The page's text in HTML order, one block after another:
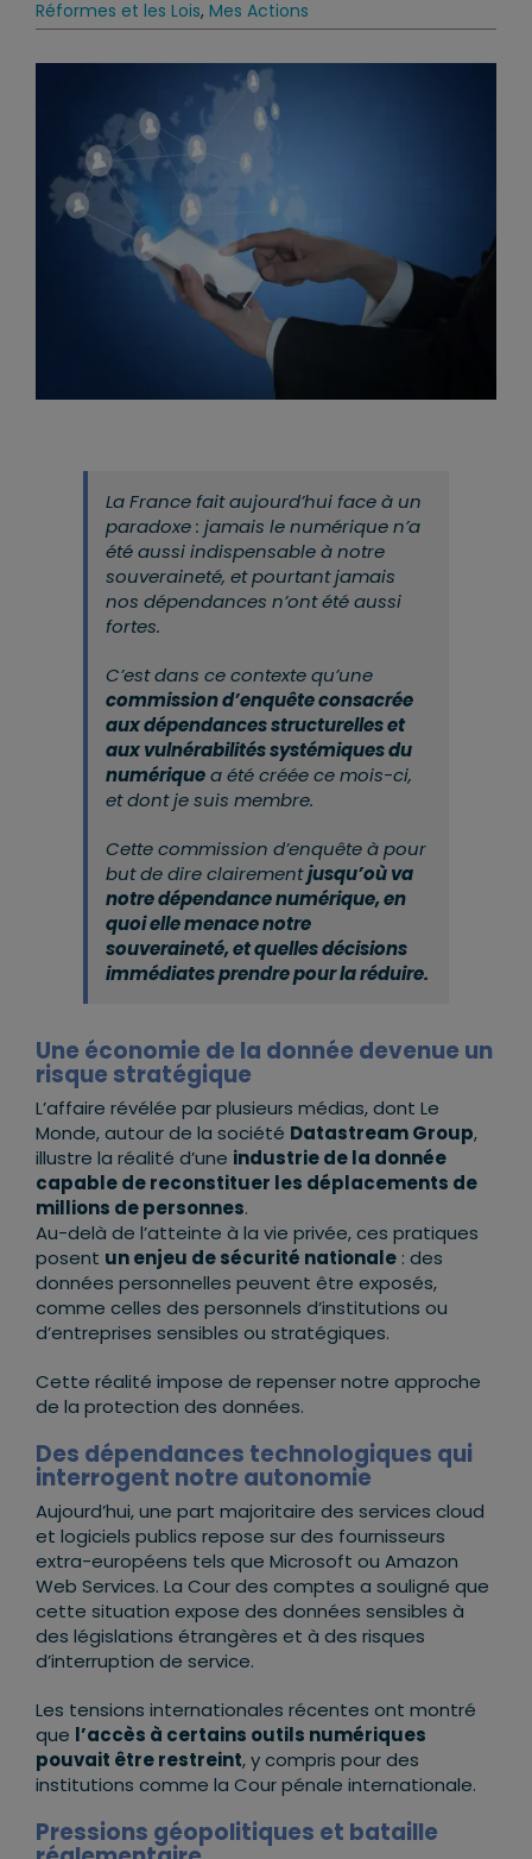
Réformes et les Lois, Mes Actions
La France fait aujourd’hui face à un
paradoxe : jamais le numérique n’a
été aussi indispensable à notre
souveraineté, et pourtant jamais
nos dépendances n’ont été aussi
fortes.
C’est dans ce contexte qu’une
commission d’enquête consacrée
aux dépendances structurelles et
aux vulnérabilités systémiques du
numériquea été créée ce mois-ci,
et dont je suis membre.
Cette commission d’enquête à pour
but de dire clairementjusqu’où va
notre dépendance numérique, en
quoi elle menace notre
souveraineté, et quelles décisions
immédiates prendre pour la réduire.
Une économie de la donnée devenue un
risque stratégique
L’affaire révélée par plusieurs médias, dont Le
Monde, autour de la société Datastream Group,
illustre la réalité d’une industrie de la donnée
capable de reconstituer les déplacements de
millions de personnes.
Au-delà de l’atteinte à la vie privée, ces pratiques
posent un enjeu de sécurité nationale: des
données personnelles peuvent être exposés,
comme celles des personnels d’institutions ou
d’entreprises sensibles ou stratégiques.
Cette réalité impose de repenser notre approche
de la protection des données.
Des dépendances technologiques qui
interrogent notre autonomie
Aujourd’hui, une part majoritaire des services cloud
et logiciels publics repose sur des fournisseurs
extra-européens tels que Microsoft ou Amazon
Web Services. La Cour des comptes a souligné que
cette situation expose des données sensibles à
des législations étrangères et à des risques
d’interruption de service.
Les tensions internationales récentes ont montré
que l’accès à certains outils numériques
pouvait être restreint, y compris pour des
institutions comme la Cour pénale internationale.
Pressions géopolitiques et bataille